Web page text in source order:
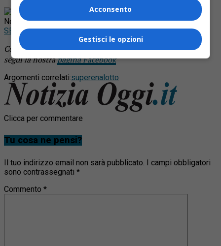
Rimani aggiornato seguendoci su Google
News!
SEGUICI
Continua a leggere le notizie diNotizia Oggi Borgosesia
segui la nostrapagina Facebook
Argomenti correlati:superenalotto
Clicca per commentare
Tu cosa ne pensi?
Il tuo indirizzo email non sarà pubblicato.
I campi obbligatori
sono contrassegnati *
Commento *
Acconsento
Gestisci le opzioni